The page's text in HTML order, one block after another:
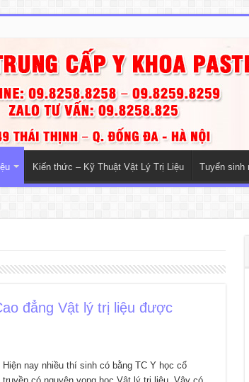
Kiến thức – Kỹ Thuật Vật Lý Trị Liệu Tuyển sinh
đẳng Vật lý trị liệu được
Hiện nay nhiều thí sinh có bằng TC Y học cổ